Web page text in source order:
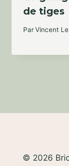
de tiges
ParVincent
© 2026